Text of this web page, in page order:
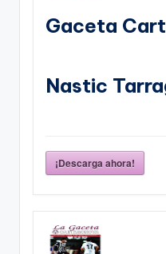
Gaceta
Nastic
¡Descarga ahora!